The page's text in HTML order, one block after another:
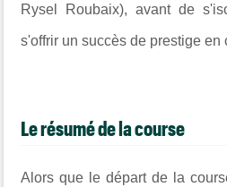
Rysel Roubaix), avant de
s'offrir un succès de prestige en
Le résumé de la course
Alors que le départ de la